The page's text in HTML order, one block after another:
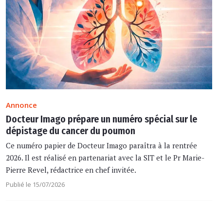
Annonce
Docteur Imago prépare un numéro spécial sur le
dépistage du cancer du poumon
Ce numéro papier de Docteur Imago paraîtra à la rentrée
2026. Il est réalisé en partenariat avec la SIT et le Pr Marie-
Pierre Revel, rédactrice en chef invitée.
Publié le 15/07/2026